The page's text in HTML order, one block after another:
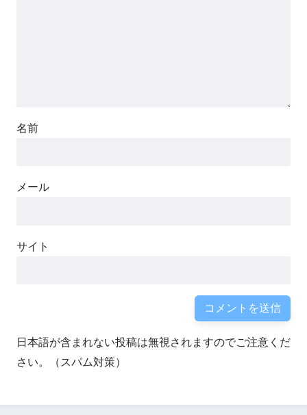
名前
メール
サイト
日本語が含まれない投稿は無視されますのでご注意くだ
さい。（スパム対策）